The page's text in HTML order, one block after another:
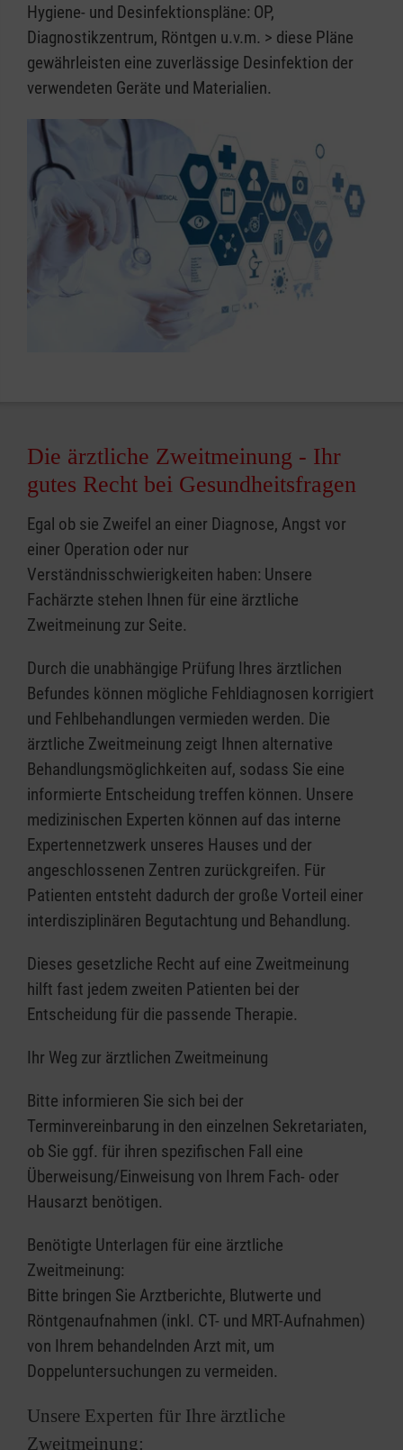
Hygiene- und Desinfektionspläne: OP,
Diagnostikzentrum, Röntgen u.v.m. > diese Pläne
gewährleisten eine zuverlässige Desinfektion der
verwendeten Geräte und Materialien.
Die ärztliche Zweitmeinung - Ihr
gutes Recht bei Gesundheitsfragen
Egal ob sie Zweifel an einer Diagnose, Angst vor
einer Operation oder nur
Verständnisschwierigkeiten haben: Unsere
Fachärzte stehen Ihnen für eine ärztliche
Zweitmeinung zur Seite.
Durch die unabhängige Prüfung Ihres ärztlichen
Befundes können mögliche Fehldiagnosen korrigiert
und Fehlbehandlungen vermieden werden. Die
ärztliche Zweitmeinung zeigt Ihnen alternative
Behandlungsmöglichkeiten auf, sodass Sie eine
informierte Entscheidung treffen können. Unsere
medizinischen Experten können auf das interne
Expertennetzwerk unseres Hauses und der
angeschlossenen Zentren zurückgreifen. Für
Patienten entsteht dadurch der große Vorteil einer
interdisziplinären Begutachtung und Behandlung.
Dieses gesetzliche Recht auf eine Zweitmeinung
hilft fast jedem zweiten Patienten bei der
Entscheidung für die passende Therapie.
Ihr Weg zur ärztlichen Zweitmeinung
Bitte informieren Sie sich bei der
Terminvereinbarung in den einzelnen Sekretariaten,
ob Sie ggf. für ihren spezifischen Fall eine
Überweisung/Einweisung von Ihrem Fach- oder
Hausarzt benötigen.
Benötigte Unterlagen für eine ärztliche
Zweitmeinung:
Bitte bringen Sie Arztberichte, Blutwerte und
Röntgenaufnahmen (inkl. CT- und MRT-Aufnahmen)
von Ihrem behandelnden Arzt mit, um
Doppeluntersuchungen zu vermeiden.
Unsere Experten für Ihre ärztliche
Zweitmeinung: